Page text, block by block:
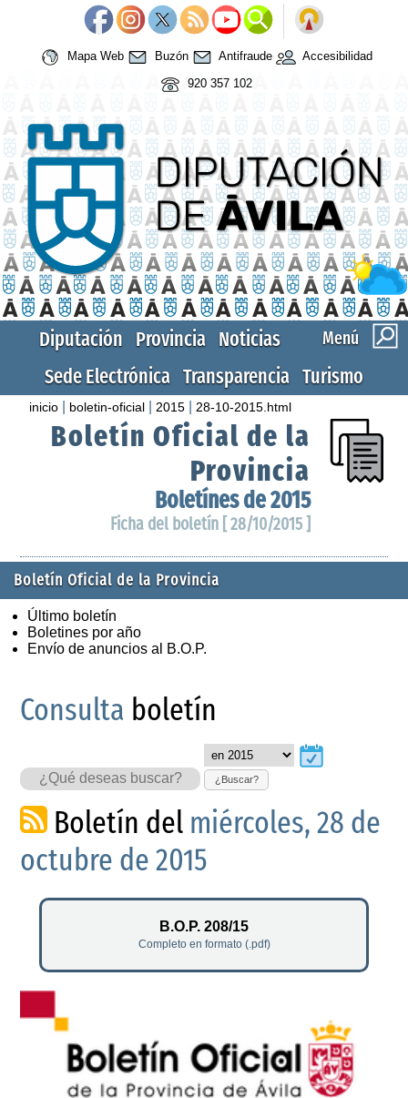
Mapa Web Buzón Antifraude
Accesibilidad
920 357 102
Menú
Diputación Provincia Noticias
Sede Electrónica Transparencia Turismo
inicio boletin-oficial 2015 28-10-2015.html
Boletín Oficial de la
Provincia
Boletínes de 2015
Ficha del boletín [ 28/10/2015 ]
Boletín Oficial de la Provincia
Último boletín
Boletines por año
Envío de anuncios al B.O.P.
Consulta boletín
¿Buscar?
Boletín del miércoles, 28 de
octubre de 2015
B.O.P. 208/15
Completo en formato (.pdf)